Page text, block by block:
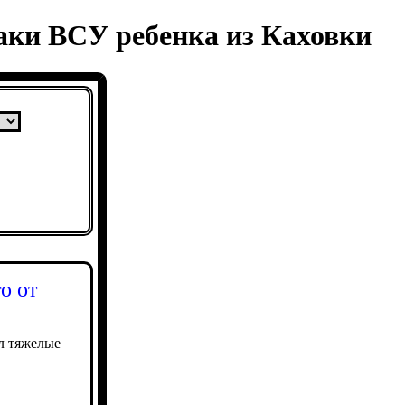
ВСУ ребенка из Каховки
от
тяжелые